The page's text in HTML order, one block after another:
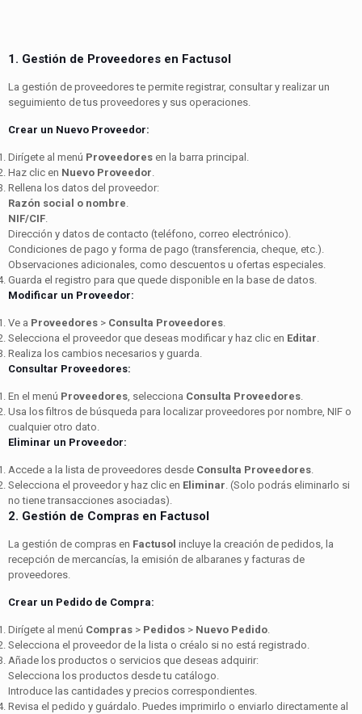
1. Gestión de Proveedores en Factusol
La gestión de proveedores te permite registrar, consultar y realizar un
seguimiento de tus proveedores y sus operaciones.
Crear un Nuevo Proveedor:
Dirígete al menú Proveedores en la barra principal.
Haz clic en Nuevo Proveedor
Rellena los datos del proveedor:
Razón social o nombre
NIF/CIF
Dirección y datos de contacto (teléfono, correo electrónico).
Condiciones de pago y forma de pago (transferencia, cheque, etc.).
Observaciones adicionales, como descuentos u ofertas especiales.
Guarda el registro para que quede disponible en la base de datos.
Modificar un Proveedor:
Ve a Proveedores > Consulta Proveedores
Selecciona el proveedor que deseas modificar y haz clic en Editar
Realiza los cambios necesarios y guarda.
Consultar Proveedores:
En el menú Proveedores , selecciona Consulta Proveedores
Usa los filtros de búsqueda para localizar proveedores por nombre, NIF o
cualquier otro dato.
Eliminar un Proveedor:
Accede a la lista de proveedores desde Consulta Proveedores
Selecciona el proveedor y haz clic en Eliminar . (Solo podrás eliminarlo si
no tiene transacciones asociadas).
2. Gestión de Compras en Factusol
La gestión de compras en Factusol incluye la creación de pedidos, la
recepción de mercancías, la emisión de albaranes y facturas de
proveedores.
Crear un Pedido de Compra:
Dirígete al menú Compras > Pedidos > Nuevo Pedido
Selecciona el proveedor de la lista o créalo si no está registrado.
Añade los productos o servicios que deseas adquirir:
Selecciona los productos desde tu catálogo.
Introduce las cantidades y precios correspondientes.
Revisa el pedido y guárdalo. Puedes imprimirlo o enviarlo directamente al